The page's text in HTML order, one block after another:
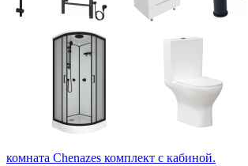
комната Chenazes комплект с кабиной.